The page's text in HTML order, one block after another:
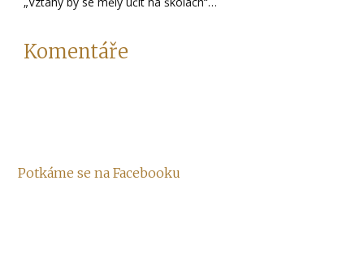
Komentáře
Potkáme se na Facebooku